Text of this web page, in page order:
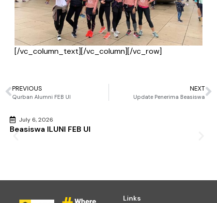
[/vc_column_text][/vc_column][/vc_row]
PREVIOUS
Qurban Alumni FEB UI
NEXT
Update Penerima Beasiswa
July 6, 2026
Beasiswa ILUNI FEB UI
Links